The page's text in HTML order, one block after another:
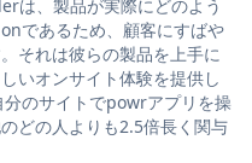
は、製品が実際にどのよう
であるため、顧客にすばや
それは彼らの製品を上手に
いオンサイト体験を提供し
のサイトでpowrアプリを操
どの人よりも2.5倍長く関与